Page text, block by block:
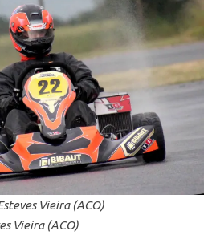
Vieira (ACO)
Vieira (ACO)